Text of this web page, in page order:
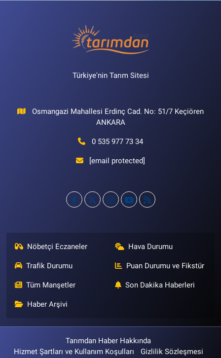
Türkiye'nin Tarım Sitesi
Osmangazi Mahallesi Erdinç Cad. No: 51/7 Keçiören
ANKARA
0 535 977 73 34
[email protected]
Nöbetçi Eczaneler Hava Durumu
Trafik Durumu Puan Durumu ve Fikstür
Tüm Manşetler Son Dakika Haberleri
Haber Arşivi
Tarımdan Haber Hakkında
Hizmet Şartları ve Kullanım Koşulları
Gizlilik Sözleşmesi